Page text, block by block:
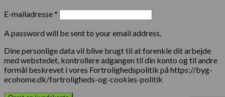
E-mailadresse*
A password will be sent to your email address.
Dine personlige data vil blive brugt til at forenkle dit arbejde
med webstedet, kontrollere adgangen til din konto og til andre
formål beskrevet i vores Fortrolighedspolitik på https://byg-
ecohome.dk/fortroligheds-og-cookies-politik